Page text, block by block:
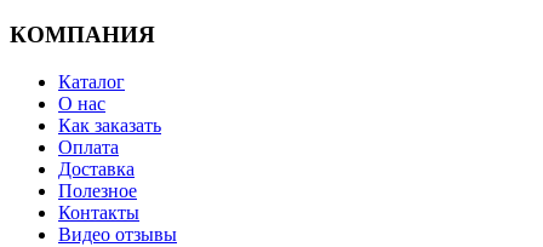
КОМПАНИЯ
Каталог
О нас
Как заказать
Оплата
Доставка
Полезное
Контакты
Видео отзывы